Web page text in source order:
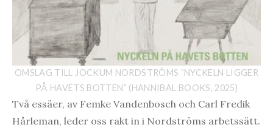
OMSLAG TILL JOCKUM NORDSTRÖMS ”NYCKELN LIGGER
PÅ HAVETS BOTTEN” (HANNIBAL BOOKS, 2025)
Två essäer, av Femke Vandenbosch och Carl Fredik
Hårleman, leder oss rakt in i Nordströms arbetssätt.